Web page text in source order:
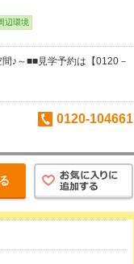
辺環境
♪～■■見学予約は【0120－
0120-104661